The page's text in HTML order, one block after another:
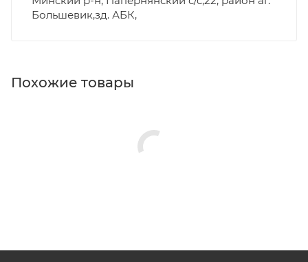
Большевик,зд. АБК,
Похожие товары